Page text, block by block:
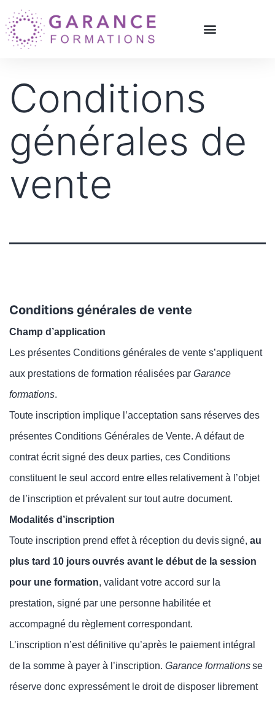
Conditions
générales de
vente
Conditions générales de vente
Champ d’application
Les présentes Conditions générales de vente s’appliquent
aux prestations de formation réalisées par Garance
formations.
Toute inscription implique l’acceptation sans réserves des
présentes Conditions Générales de Vente. A défaut de
contrat écrit signé des deux parties, ces Conditions
constituent le seul accord entre elles relativement à l’objet
de l’inscription et prévalent sur tout autre document.
Modalités d’inscription
Toute inscription prend effet à réception du devissigné, au
plus tard 10 joursouvrés avant le début de la session
pour une formation, validant votre accord sur la
prestation, signé par une personne habilitée et
accompagné du règlement correspondant.
L’inscription n’est définitive qu’après le paiement intégral
de la somme à payer à l’inscription. Garance formationsse
réserve donc expressément le droit de disposer librement